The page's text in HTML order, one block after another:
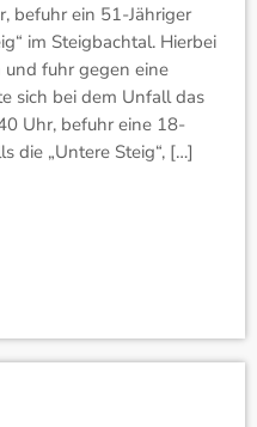
befuhr ein 51-Jähriger
im Steigbachtal. Hierbei
fuhr gegen eine
sich bei dem Unfall das
Uhr, befuhr eine 18-
die „Untere Steig“, […]